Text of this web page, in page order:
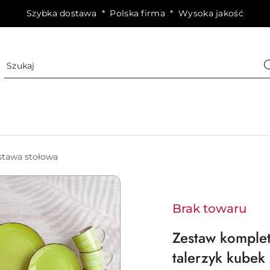
Szybka dostawa * Polska firma * Wysoka jakość
stołowa
Brak towaru
Zestaw
talerzyk